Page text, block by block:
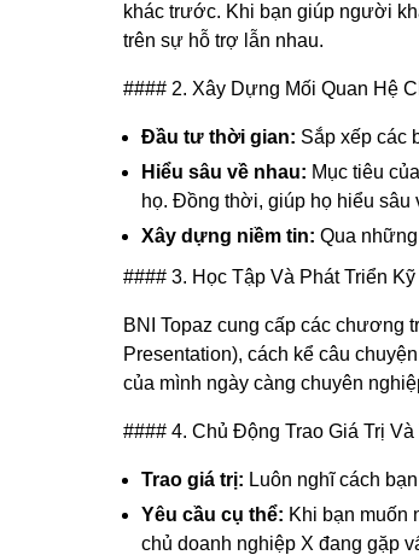
khác trước. Khi bạn giúp người
trên sự hỗ trợ lẫn nhau.
#### 2. Xây Dựng Mối Quan Hệ
Đầu tư thời gian: Sắp xếp các
Hiểu sâu về nhau: Mục tiêu
họ. Đồng thời, giúp họ hiểu sâu
Xây dựng niềm tin: Qua
#### 3. Học Tập Và Phát Triển Kỹ
BNI Topaz cung cấp các chương
Presentation), cách kể câu
của mình ngày càng chuyên
#### 4. Chủ Động Trao Giá Trị
Trao giá trị: Luôn nghĩ cách
Yêu cầu cụ thể: Khi bạn muốn
chủ doanh nghiệp X đang gặp